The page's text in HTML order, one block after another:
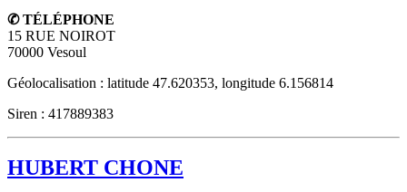
✆ TÉLÉPHONE
15 RUE NOIROT
70000 Vesoul
Géolocalisation : latitude 47.620353, longitude 6.156814
Siren : 417889383
HUBERT CHONE